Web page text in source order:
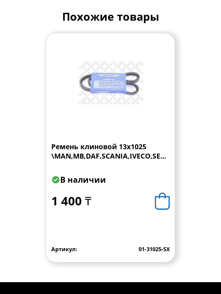
Похожие товары
Ремень клиновой 13x1025
\MAN,MB,DAF,SCANIA,IVECO,SETRA,Ford
В наличии
1 400 ₸
Артикул: 01-31025-SX